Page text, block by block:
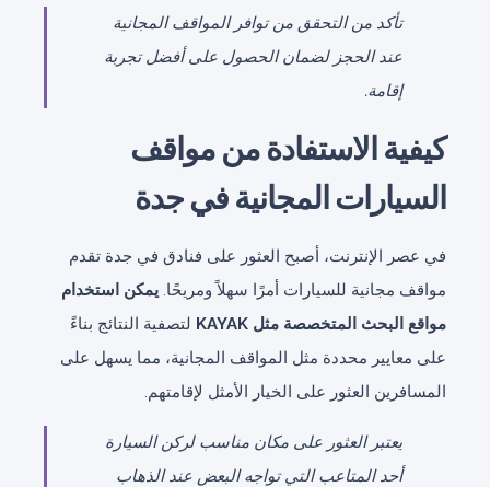
تأكد من التحقق من توافر المواقف المجانية
عند الحجز لضمان الحصول على أفضل تجربة
إقامة.
كيفية الاستفادة من مواقف
السيارات المجانية في جدة
في عصر الإنترنت، أصبح العثور على فنادق في جدة تقدم
مواقف مجانية للسيارات أمرًا سهلاً ومريحًا. يمكن استخدام
مواقع البحث المتخصصة مثل KAYAK
لتصفية النتائج بناءً
على معايير محددة مثل المواقف المجانية، مما يسهل على
المسافرين العثور على الخيار الأمثل لإقامتهم.
يعتبر العثور على مكان مناسب لركن السيارة
أحد المتاعب التي تواجه البعض عند الذهاب